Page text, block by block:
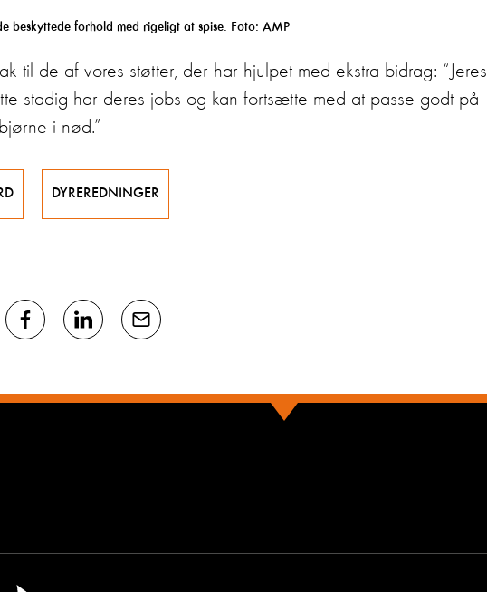
beskyttede forhold med rigeligt at spise. Foto: AMP
til de af vores støtter, der har hjulpet med ekstra bidrag: “Jeres
stadig har deres jobs og kan fortsætte med at passe godt på
i nød.”
DYREREDNINGER